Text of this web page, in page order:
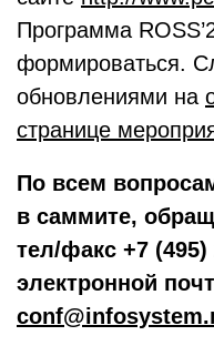
Программа
формироваться.
обновлениями на
странице
По всем
в саммите,
тел/факс +7 (495)
электронной